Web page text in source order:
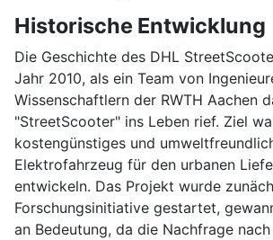
Historische Entwicklung
Die Geschichte des DHL
Jahr 2010, als ein Team von
Wissenschaftlern der RWTH Aachen
"StreetScooter" ins Leben rief. Ziel
kostengünstiges und
Elektrofahrzeug für den urbanen
entwickeln. Das Projekt wurde
Forschungsinitiative gestartet,
an Bedeutung, da die Nachfrage